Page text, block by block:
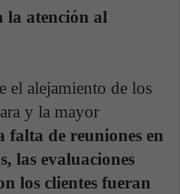
la atención al
el alejamiento de los
y la mayor
falta de reuniones en
las evaluaciones
los clientes fueran